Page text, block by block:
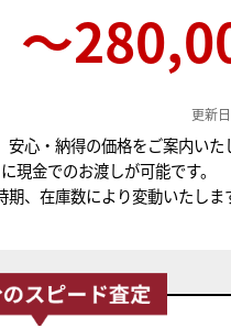
〜
更新
心・納得の価格をご案内いた
現金でのお渡しが可能です。
、在庫数により変動いたしま